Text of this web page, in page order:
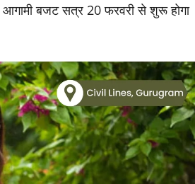
आगामी बजट सत्र 20 फरवरी से शुरू होगा